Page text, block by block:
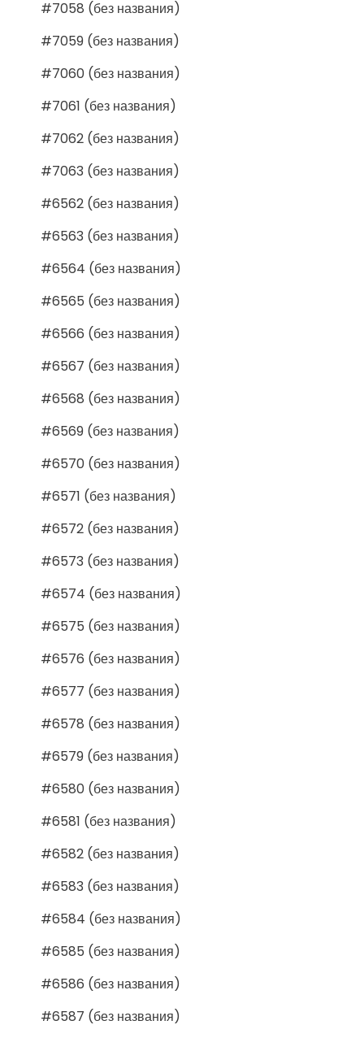
#7058 (без названия)
#7059 (без названия)
#7060 (без названия)
#7061 (без названия)
#7062 (без названия)
#7063 (без названия)
#6562 (без названия)
#6563 (без названия)
#6564 (без названия)
#6565 (без названия)
#6566 (без названия)
#6567 (без названия)
#6568 (без названия)
#6569 (без названия)
#6570 (без названия)
#6571 (без названия)
#6572 (без названия)
#6573 (без названия)
#6574 (без названия)
#6575 (без названия)
#6576 (без названия)
#6577 (без названия)
#6578 (без названия)
#6579 (без названия)
#6580 (без названия)
#6581 (без названия)
#6582 (без названия)
#6583 (без названия)
#6584 (без названия)
#6585 (без названия)
#6586 (без названия)
#6587 (без названия)